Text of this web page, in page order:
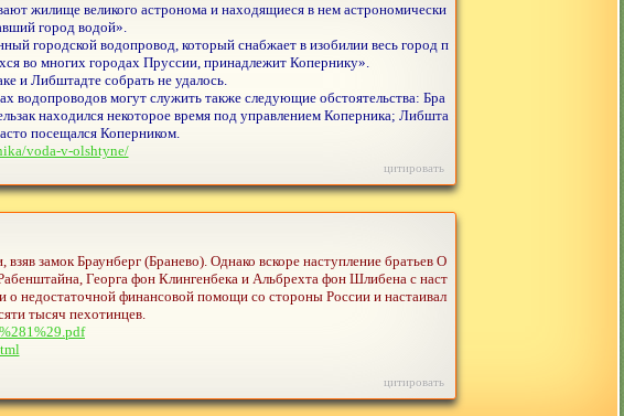
жилище великого астронома и находящиеся в нем астрономически
город водой».
городской водопровод, который снабжает в изобилии весь город п
во многих городах Пруссии, принадлежит Копернику».
и Либштадте собрать не удалось.
водопроводов могут служить также следующие обстоятельства: Бра
находился некоторое время под управлением Коперника; Либшта
посещался Коперником.
voda-v-olshtyne/
цитировать
замок Браунберг (Бранево). Однако вскоре наступление братьев О
Георга фон Клингенбека и Альбрехта фон Шлибена с наст
о недо­статочной финансовой помощи со стороны России и настаивал
тысяч пехотинцев.
цитировать